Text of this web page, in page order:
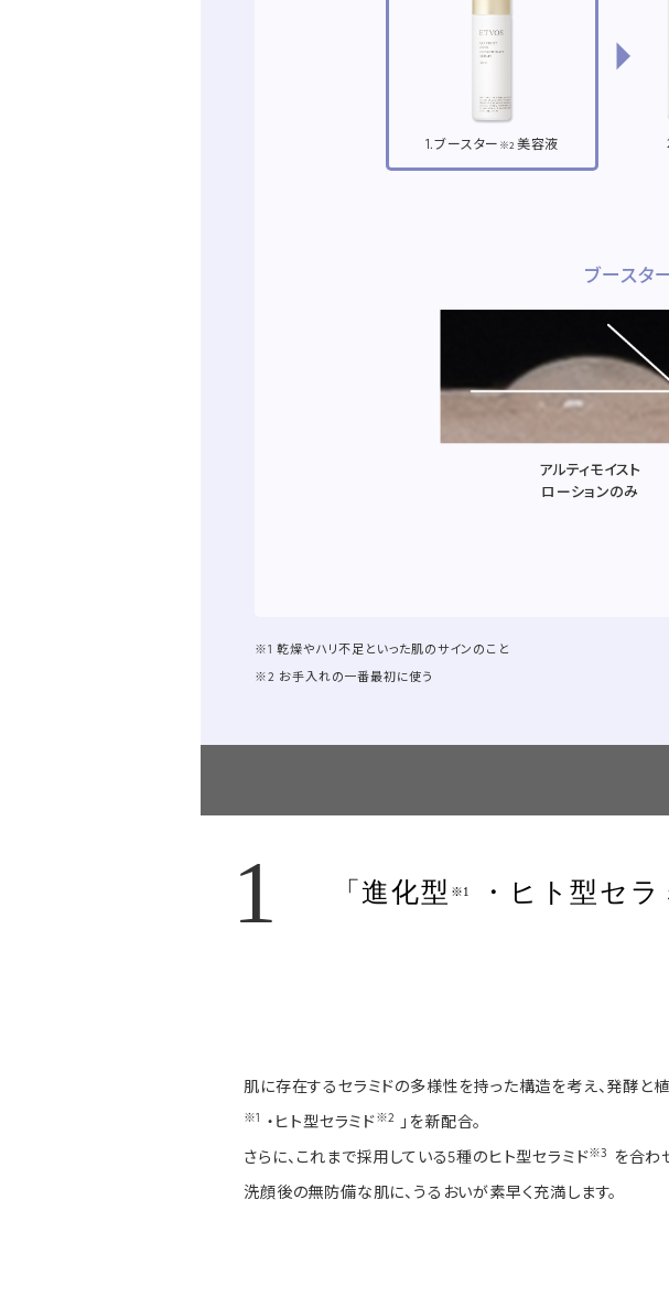
1.ブースター ※2 美容液
ブースタ
アルティモイスト
ローションのみ
※1 乾燥やハリ不足といった肌のサインのこと
※2 お手入れの一番最初に使う
1 「進化型 ※1 ・ヒト型セラ
肌に存在するセラミドの多様性を持った構造を考え、発酵と
※1 ・ヒト型セラミド※2
」を新配合。
さらに、これまで採用している5種のヒト型セラミド※3 を合わ
洗顔後の無防備な肌に、うるおいが素早く充満します。